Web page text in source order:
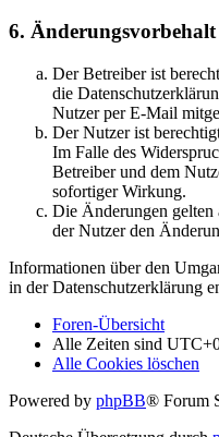
6. Änderungsvorbehalt
Der Betreiber ist
die
Nutzer per E-Mail
Der Nutzer ist
Im Falle des
Betreiber und dem
sofortiger Wirkung.
Die Änderungen gelten
der Nutzer den
Informationen über den
in der Datenschutzerklärung
Foren-Übersicht
Alle Zeiten sind
Alle Cookies löschen
Powered by phpBB® Forum